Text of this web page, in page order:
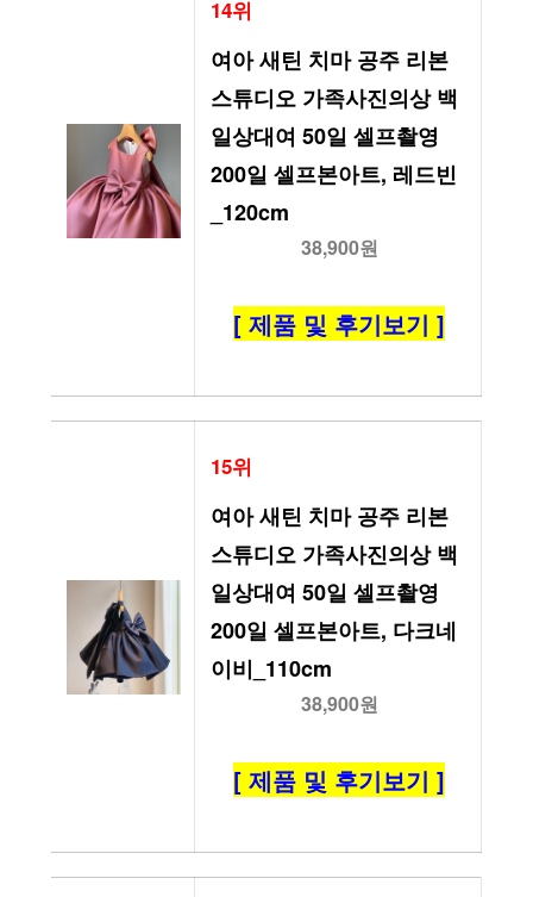
14위
여아 새틴 치마 공주 리본
스튜디오 가족사진의상 백
일상대여 50일 셀프촬영
200일 셀프본아트, 레드빈
_120cm
38,900원
[ 제품 및 후기보기 ]
15위
여아 새틴 치마 공주 리본
스튜디오 가족사진의상 백
일상대여 50일 셀프촬영
200일 셀프본아트, 다크네
이비_110cm
38,900원
[ 제품 및 후기보기 ]